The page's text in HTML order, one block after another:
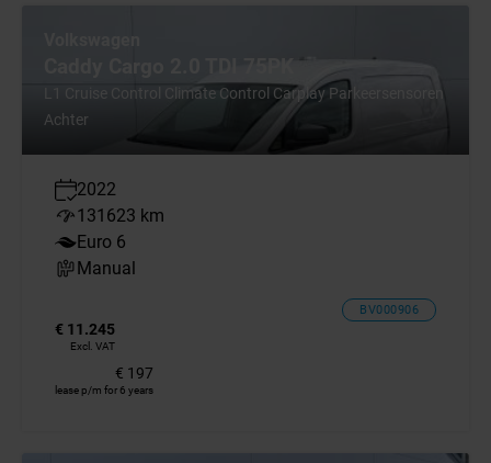
L1 Cruise Control Climate Control Carplay Parkeersensoren
Achter
2022
131623 km
Euro 6
Manual
BV000906
€ 11.245
Excl. VAT
€ 197
lease p/m for 6 years